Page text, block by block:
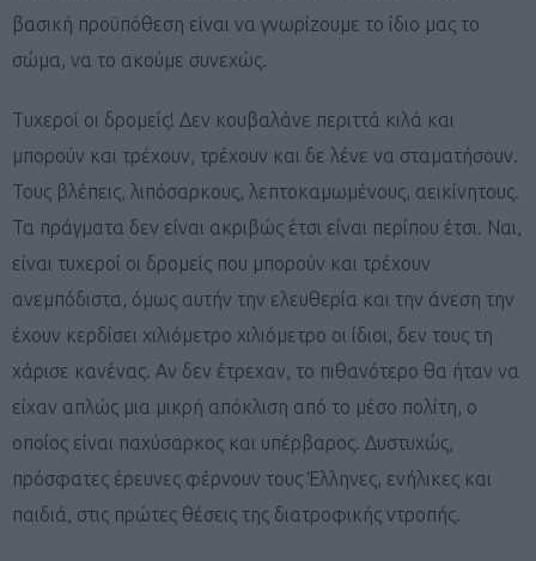
βασική προϋπόθεση είναι να γνωρίzουμε το ίδιο μας το
σώμα, να το ακούμε συνεχώς.
Τυχεροί οι δρομείς! Δεν κουβαλάνε περιττά κιλά και
μπορούν και τρέχουν, τρέχουν και δε λένε να σταματήσουν.
Τους βλέπεις, λιπόσαρκους, λεπτοκαμωμένους, αεικίνητους.
Τα πράγματα δεν είναι ακριβώς έτσι είναι περίπου έτσι. Ναι,
είναι τυχεροί οι δρομείς που μπορούν και τρέχουν
ανεμπόδιστα, όμως αυτήν την ελευθερία και την άνεση την
έχουν κερδίσει χιλιόμετρο χιλιόμετρο οι ίδιοι, δεν τους τη
χάρισε κανένας. Αν δεν έτρεχαν, το πιθανότερο θα ήταν να
είχαν απλώς μια μικρή απόκλιση από το μέσο πολίτη, ο
οποίος είναι παχύσαρκος και υπέρβαρος. Δυστυχώς,
πρόσφατες έρευνες φέρνουν τους Έλληνες, ενήλικες και
παιδιά, στις πρώτες θέσεις της διατροφικής ντροπής.